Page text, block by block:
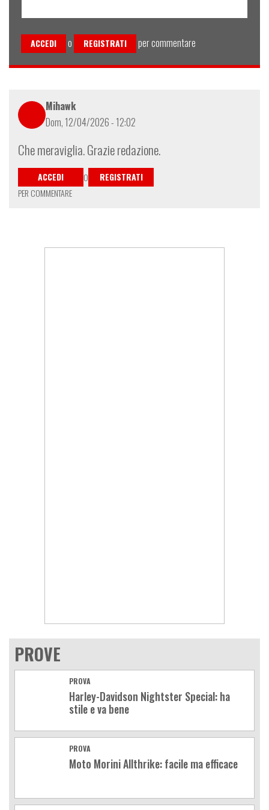
ACCEDI o REGISTRATI per commentare
Mihawk
Dom, 12/04/2026 - 12:02
Che meraviglia. Grazie redazione.
ACCEDI O
REGISTRATI
PER COMMENTARE
PROVE
PROVA
Harley-Davidson Nightster Special: ha
stile e va bene
PROVA
Moto Morini Allthrike: facile ma efficace